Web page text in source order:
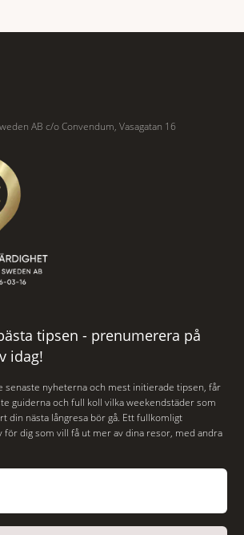
AB c/o Convendum, Vasagatan 16
tipsen - prenumerera på
idag!
senaste nyheterna och mest initierade tipsen, får
guiderna och full koll vilka weekendstäder som
din nästa långresa bör gå. Ett fullkomligt
för dig som vill få ut mer av dina resor, med andra